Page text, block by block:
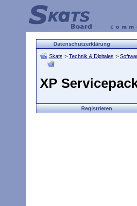
Datenschutzerklärung
Skats > Technik & Digitales >
XP
Registrieren